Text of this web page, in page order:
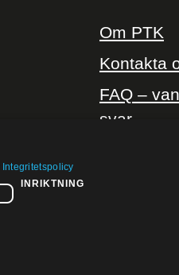
Om PTK
Kontakta
FAQ –
svar
Integritetspolicy
INRIKTNING